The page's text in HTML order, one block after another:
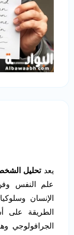
يعدتحليل
علم النفس
الإنسان
الطريقة
الجرافولوجي